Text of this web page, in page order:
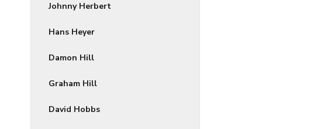
Johnny Herbert
Hans Heyer
Damon Hill
Graham Hill
David Hobbs